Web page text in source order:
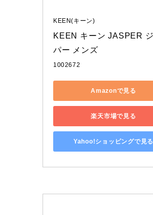
KEEN(キーン)
KEEN キーン JASPER
パー メンズ
1002672
Amazonで見る
楽天市場で見る
Yahoo!ショッピングで見る